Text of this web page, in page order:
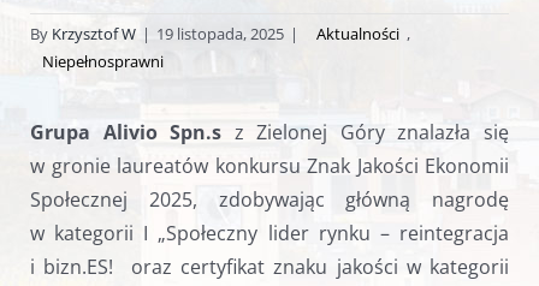
By Krzysztof W | 19 listopada, 2025 | Aktualności ,
Niepełnosprawni
Grupa Alivio Spn.s z Zielonej Góry znalazła się
w gronie laureatów konkursu Znak Jakości Ekonomii
Społecznej 2025, zdobywając główną nagrodę
w kategorii I „Społeczny lider rynku – reintegracja
i bizn.ES! oraz certyfikat znaku jakości w kategorii